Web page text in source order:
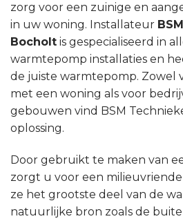
zorg voor een zuinige en
in uw woning. Installateur
Bocholt is gespecialiseerd in
warmtepomp installaties en
de juiste warmtepomp. Zowel
met een woning als voor
gebouwen vind BSM
oplossing.
Door gebruikt te maken van
zorgt u voor een
ze het grootste deel van de
natuurlijke bron zoals de